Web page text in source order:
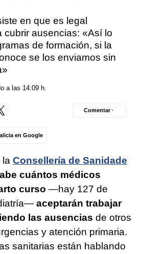
en que es legal
cubrir ausencias: «Así lo
de formación, si la
se los enviamos sin
a las 14:09 h.
en Google
Comentar ·
la Consellería de Sanidade
cuántos médicos
curso —hay 127 de
aceptarán trabajar
las ausencias de otros
y atención primaria.
sanitarias están hablando